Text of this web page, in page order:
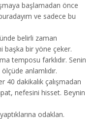
başlamadan önce
ve sadece bu
belirli zaman
başka bir yöne çeker.
temposu farklıdır. Senin
anlamlıdır.
40 dakikalık çalışmadan
nefesini hisset. Beynin
odaklan.